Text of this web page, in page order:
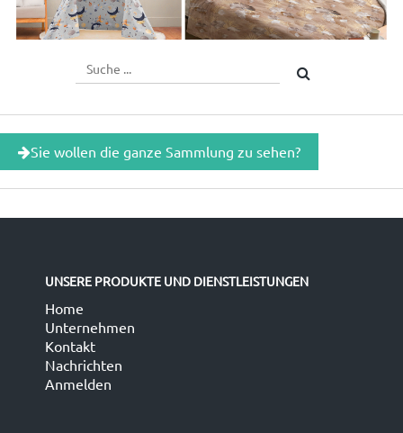
Sie wollen die ganze Sammlung zu sehen?
UNSERE PRODUKTE UND DIENSTLEISTUNGEN
Home
Unternehmen
Kontakt
Nachrichten
Anmelden